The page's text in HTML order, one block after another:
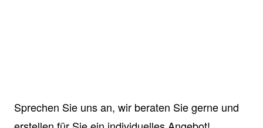
Sprechen Sie uns an, wir beraten Sie gerne und